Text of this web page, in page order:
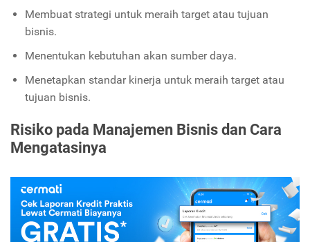
Membuat strategi untuk meraih target atau tujuan
bisnis.
Menentukan kebutuhan akan sumber daya.
Menetapkan standar kinerja untuk meraih target atau
tujuan bisnis.
Risiko pada Manajemen Bisnis dan Cara
Mengatasinya